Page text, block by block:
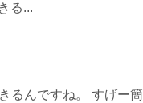
る...
るんですね。 すげー簡